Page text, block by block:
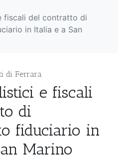
fiscali del contratto di
in Italia e a San
di Ferrara
e fiscali
di
fiduciario in
Marino